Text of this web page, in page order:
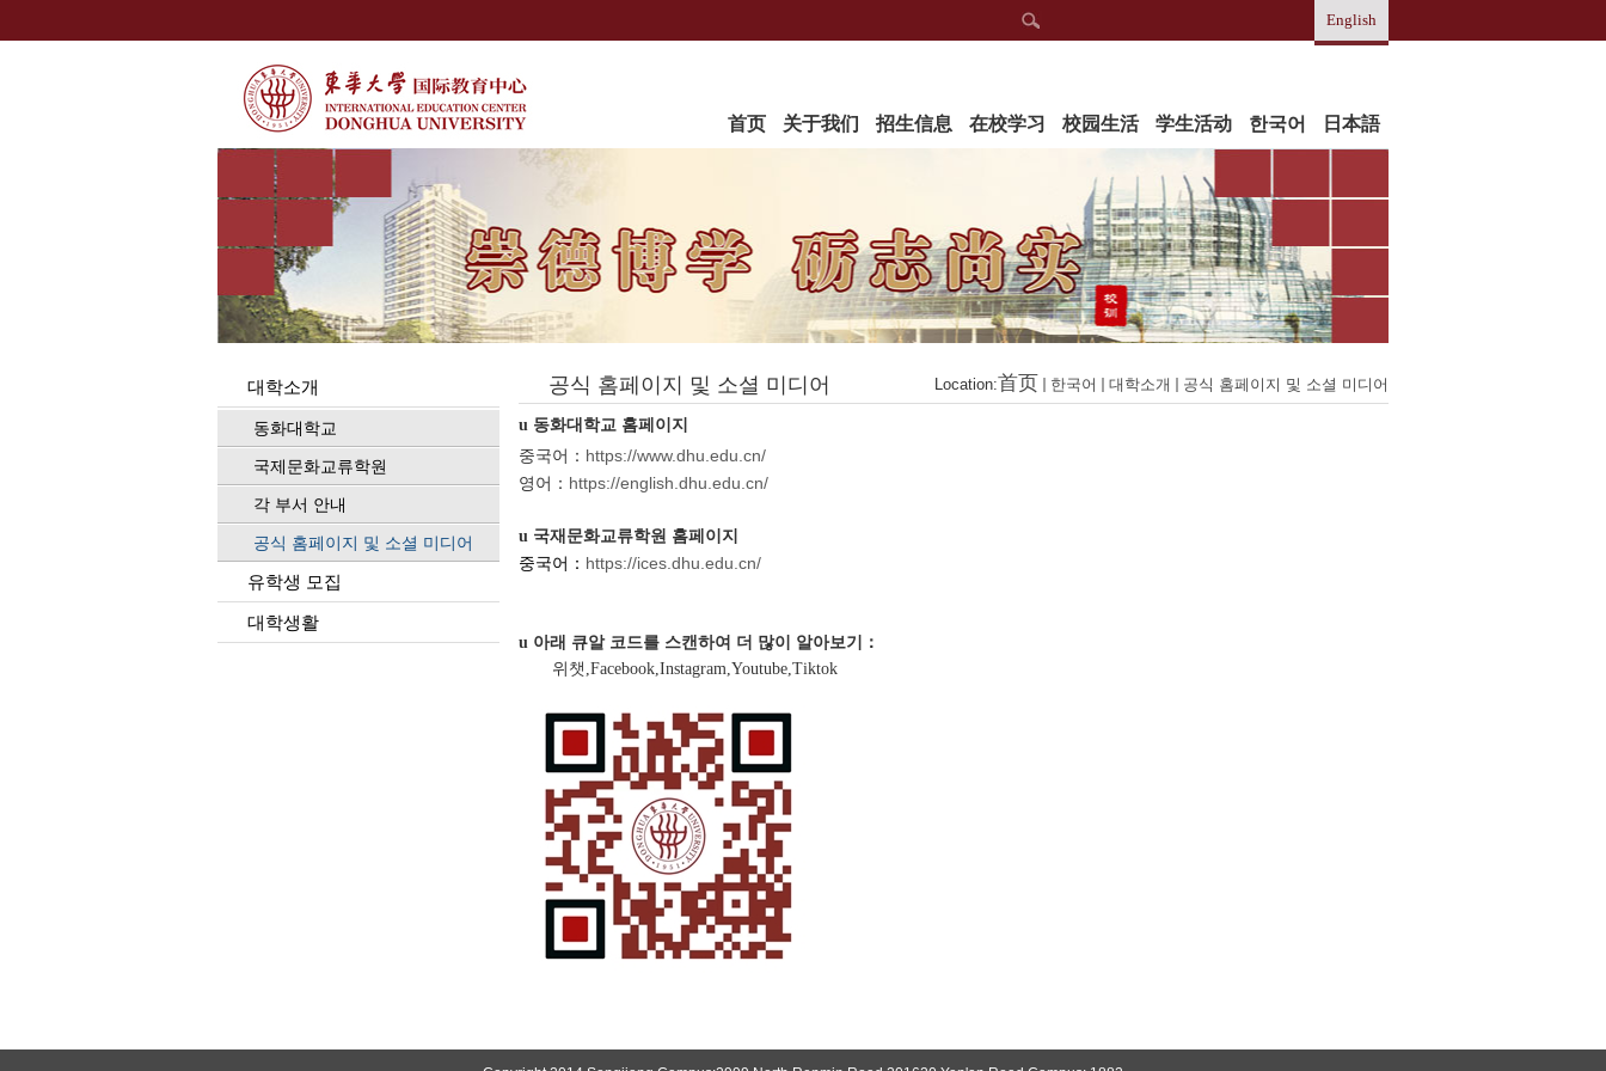
English
首页 关于我们 招生信息 在校学习 校园生活 学生活动 한국어 日本語
대학소개
동화대학교
국제문화교류학원
각 부서 안내
공식 홈페이지 및 소셜 미디어
유학생 모집
대학생활
공식 홈페이지 및 소셜 미디어 Location:首页 한국어 대학소개 공식 홈페이지 및 소셜 미디어
u 동화대학교 홈페이지
중국어 ： https://www.dhu.edu.cn/
영어 ： https://english.dhu.edu.cn/
u 국재문화교류학원 홈페이지
중국어 ： https://ices.dhu.edu.cn/
u 아래 큐알 코드를 스캔하여 더 많이 알아보기
：
위챗 ,Facebook,Instagram,Youtube,Tiktok